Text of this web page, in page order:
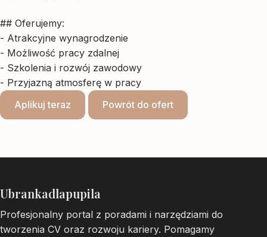
## Oferujemy:
- Atrakcyjne wynagrodzenie
- Możliwość pracy zdalnej
- Szkolenia i rozwój zawodowy
- Przyjazną atmosferę w pracy
Aplikuj teraz
Powrót do ofert
Ubrankadlapupila
Profesjonalny portal z poradami i narzędziami do
tworzenia CV oraz rozwoju kariery. Pomagamy